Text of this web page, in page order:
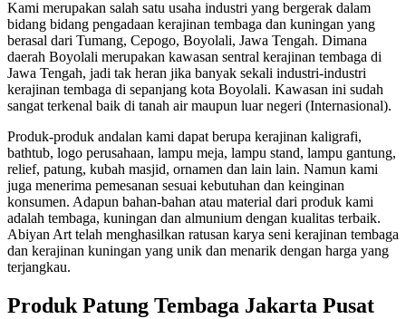
Kami merupakan salah satu usaha industri yang bergerak dalam
bidang bidang pengadaan kerajinan tembaga dan kuningan yang
berasal dari Tumang, Cepogo, Boyolali, Jawa Tengah. Dimana
daerah Boyolali merupakan kawasan sentral kerajinan tembaga di
Jawa Tengah, jadi tak heran jika banyak sekali industri-industri
kerajinan tembaga di sepanjang kota Boyolali. Kawasan ini sudah
sangat terkenal baik di tanah air maupun luar negeri (Internasional).
Produk-produk andalan kami dapat berupa kerajinan kaligrafi,
bathtub, logo perusahaan, lampu meja, lampu stand, lampu gantung,
relief, patung, kubah masjid, ornamen dan lain lain. Namun kami
juga menerima pemesanan sesuai kebutuhan dan keinginan
konsumen. Adapun bahan-bahan atau material dari produk kami
adalah tembaga, kuningan dan almunium dengan kualitas terbaik.
Abiyan Art telah menghasilkan ratusan karya seni kerajinan tembaga
dan kerajinan kuningan yang unik dan menarik dengan harga yang
terjangkau.
Produk Patung Tembaga Jakarta Pusat